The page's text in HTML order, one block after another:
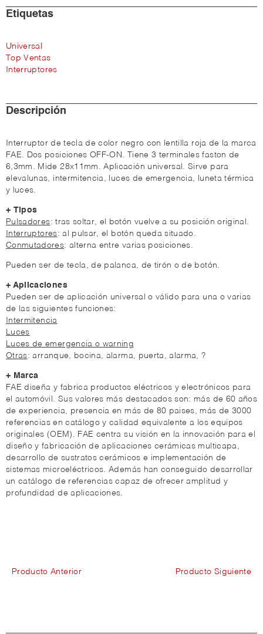
Etiquetas
Universal
Top Ventas
Interruptores
Descripción
Interruptor de tecla de color negro con lentilla roja de la marca
FAE. Dos posiciones OFF-ON. Tiene 3 terminales faston de
6,3mm. Mide 28x11mm. Aplicación universal. Sirve para
elevalunas, intermitencia, luces de emergencia, luneta térmica
y luces.
+ Tipos
Pulsadores: tras soltar, el botón vuelve a su posición original.
Interruptores: al pulsar, el botón queda situado.
Conmutadores: alterna entre varias posiciones.
Pueden ser de tecla, de palanca, de tirón o de botón.
+ Aplicaciones
Pueden ser de aplicación universal o válido para una o varias
de las siguientes funciones:
Intermitencia
Luces
Luces de emergencia o warning
Otras: arranque, bocina, alarma, puerta, alarma, ?
+ Marca
FAE diseña y fabrica productos eléctricos y electrónicos para
el automóvil. Sus valores más destacados son: más de 60 años
de experiencia, presencia en más de 80 paises, más de 3000
referencias en catálogo y calidad equivalente a los equipos
originales (OEM). FAE centra su visión en la innovación para el
diseño y fabricación de aplicaciones cerámicas multicapa,
desarrollo de sustratos cerámicos e implementación de
sistemas microeléctricos. Además han conseguido desarrollar
un catálogo de referencias capaz de ofrecer amplitud y
profundidad de aplicaciones.
Producto Anterior Producto Siguiente